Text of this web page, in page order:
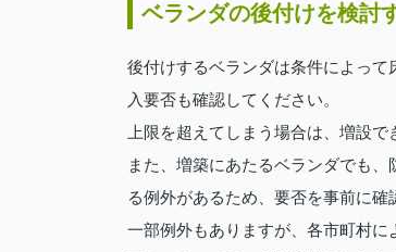
ベランダの後付けを検討
後付けするベランダは条件によっ
入要否も確認してください。
上限を超えてしまう場合は、増設で
また、増築にあたるベランダでも
る例外があるため、要否を事前に確
一部例外もありますが、各市町村に